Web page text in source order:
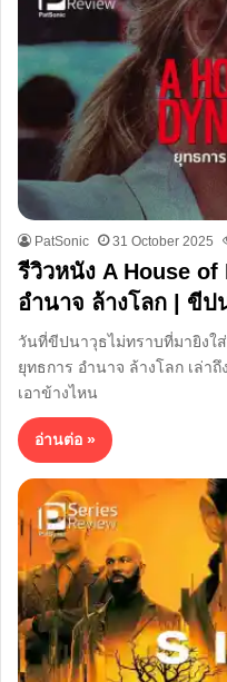
PatSonic 31 October 2025
รีวิวหนัง A House
อำนาจ ล้างโลก | ขีป
วันที่ขีปนาวุธไม่ทราบที่มายิงใส่
ยุทธการ อำนาจ ล้างโลก เล่า
เอาข้างไหน
อ่านต่อ »